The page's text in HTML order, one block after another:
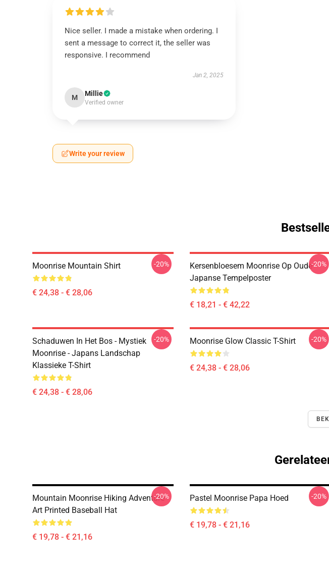
Nice seller. I made a mistake when ordering. I
sent a message to correct it, the seller was
responsive. I recommend
Jan 2, 2025
M Millie
Verified owner
Write your review
Moonrise Mountain Shirt
€ 24,38 - € 28,06
-20%
Kersenbloesem Moonrise Op Oude
Japanse Tempelposter
€ 18,21 - € 42,22
-20%
Schaduwen In Het Bos - Mystiek
Moonrise - Japans Landschap
Klassieke T-Shirt
€ 24,38 - € 28,06
-20% Moonrise Glow Classic T-Shirt
€ 24,38 - € 28,06
-20%
Mountain Moonrise Hiking Adventure
Art Printed Baseball Hat
€ 19,78 - € 21,16
-20% Pastel Moonrise Papa Hoed
€ 19,78 - € 21,16
-20%